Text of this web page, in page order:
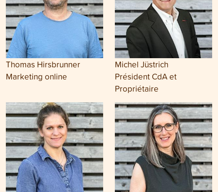
Thomas Hirsbrunner
Marketing online
Michel Jüstrich
Président CdA et
Propriétaire